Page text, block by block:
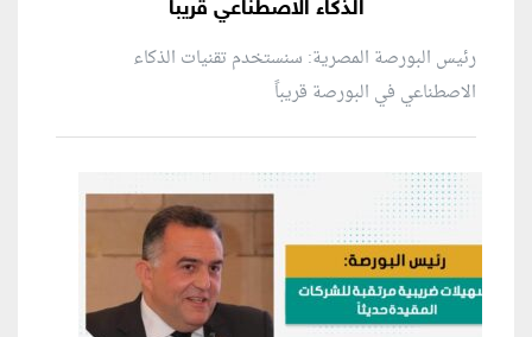
الذكاء الاصطناعي قريباً
رئيس البورصة المصرية: سنستخدم تقنيات الذكاء
الاصطناعي في البورصة قريباً